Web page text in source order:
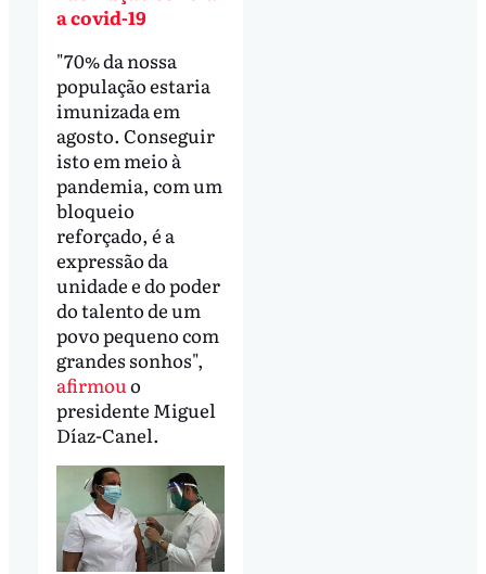
a covid-19
"70% da nossa
população estaria
imunizada em
agosto. Conseguir
isto em meio à
pandemia, com um
bloqueio
reforçado, é a
expressão da
unidade e do poder
do talento de um
povo pequeno com
grandes sonhos",
afirmou o
presidente Miguel
Díaz-Canel.